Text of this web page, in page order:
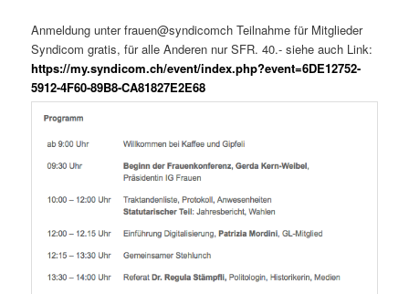
Anmeldung unter frauen@syndicomch Teilnahme für Mitglieder
Syndicom gratis, für alle Anderen nur SFR. 40.- siehe auch Link:
https://my.syndicom.ch/event/index.php?event=6DE12752-
5912-4F60-89B8-CA81827E2E68